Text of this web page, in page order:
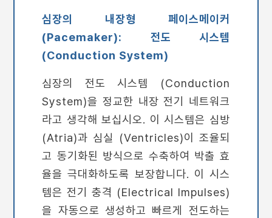
심장의 내장형 페이스메이커
(Pacemaker): 전도 시스템
(Conduction System)
심장의 전도 시스템 (Conduction
System)을 정교한 내장 전기 네트워크
라고 생각해 보십시오. 이 시스템은 심방
(Atria)과 심실 (Ventricles)이 조율되
고 동기화된 방식으로 수축하여 박출 효
율을 극대화하도록 보장합니다. 이 시스
템은 전기 충격 (Electrical Impulses)
을 자동으로 생성하고 빠르게 전도하는